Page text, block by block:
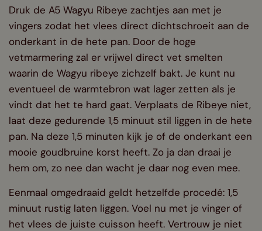
Druk de A5 Wagyu Ribeye zachtjes aan met je
vingers zodat het vlees direct dichtschroeit aan de
onderkant in de hete pan. Door de hoge
vetmarmering zal er vrijwel direct vet smelten
waarin de Wagyu ribeye zichzelf bakt. Je kunt nu
eventueel de warmtebron wat lager zetten als je
vindt dat het te hard gaat. Verplaats de Ribeye niet,
laat deze gedurende 1,5 minuut stil liggen in de hete
pan. Na deze 1,5 minuten kijk je of de onderkant een
mooie goudbruine korst heeft. Zo ja dan draai je
hem om, zo nee dan wacht je daar nog even mee.
Eenmaal omgedraaid geldt hetzelfde procedé: 1,5
minuut rustig laten liggen. Voel nu met je vinger of
het vlees de juiste cuisson heeft. Vertrouw je niet